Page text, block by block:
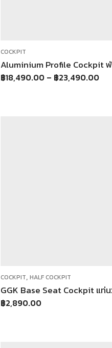
COCKPIT
฿18,490.00 – ฿23,490.00
COCKPIT, HALF COCKPIT
฿2,890.00